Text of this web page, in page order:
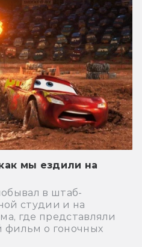
мы ездили на
в штаб-
студии и на
где представляли
о гоночных